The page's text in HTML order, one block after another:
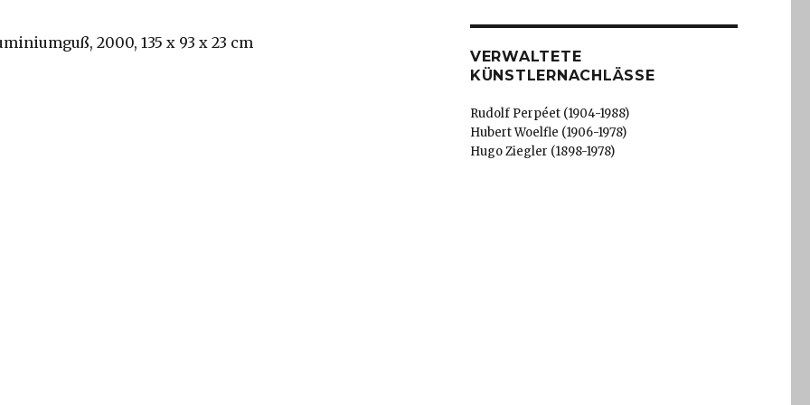
2000, 135 x 93 x 23 cm
VERWALTETE
KÜNSTLERNACHLÄSSE
Rudolf Perpéet (1904-1988)
Hubert Woelfle (1906-1978)
Hugo Ziegler (1898-1978)